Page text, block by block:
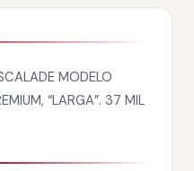
MODELO
“LARGA”. 37 MIL